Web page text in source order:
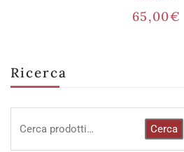
Ricerca
Cerca
65,00€